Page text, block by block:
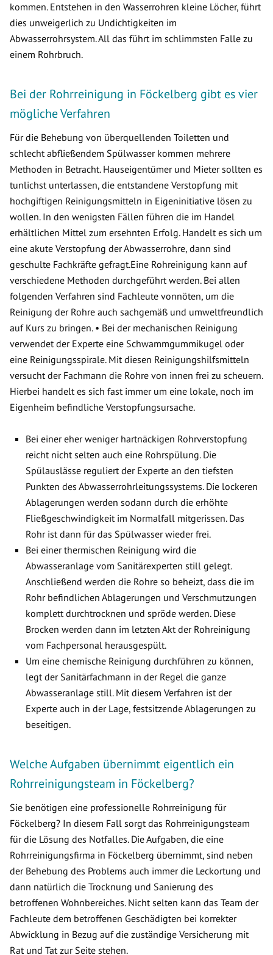
kommen. Entstehen in den Wasserrohren kleine Löcher, führt
dies unweigerlich zu Undichtigkeiten im
Abwasserrohrsystem. All das führt im schlimmsten Falle zu
einem Rohrbruch.
Bei der Rohrreinigung in Föckelberg gibt es vier
mögliche Verfahren
Für die Behebung von überquellenden Toiletten und
schlecht abfließendem Spülwasser kommen mehrere
Methoden in Betracht. Hauseigentümer und Mieter sollten es
tunlichst unterlassen, die entstandene Verstopfung mit
hochgiftigen Reinigungsmitteln in Eigeninitiative lösen zu
wollen. In den wenigsten Fällen führen die im Handel
erhältlichen Mittel zum ersehnten Erfolg. Handelt es sich um
eine akute Verstopfung der Abwasserrohre, dann sind
geschulte Fachkräfte gefragt.Eine Rohreinigung kann auf
verschiedene Methoden durchgeführt werden. Bei allen
folgenden Verfahren sind Fachleute vonnöten, um die
Reinigung der Rohre auch sachgemäß und umweltfreundlich
auf Kurs zu bringen. • Bei der mechanischen Reinigung
verwendet der Experte eine Schwammgummikugel oder
eine Reinigungsspirale. Mit diesen Reinigungshilfsmitteln
versucht der Fachmann die Rohre von innen frei zu scheuern.
Hierbei handelt es sich fast immer um eine lokale, noch im
Eigenheim befindliche Verstopfungsursache.
Bei einer eher weniger hartnäckigen Rohrverstopfung
reicht nicht selten auch eine Rohrspülung. Die
Spülauslässe reguliert der Experte an den tiefsten
Punkten des Abwasserrohrleitungssystems. Die lockeren
Ablagerungen werden sodann durch die erhöhte
Fließgeschwindigkeit im Normalfall mitgerissen. Das
Rohr ist dann für das Spülwasser wieder frei.
Bei einer thermischen Reinigung wird die
Abwasseranlage vom Sanitärexperten still gelegt.
Anschließend werden die Rohre so beheizt, dass die im
Rohr befindlichen Ablagerungen und Verschmutzungen
komplett durchtrocknen und spröde werden. Diese
Brocken werden dann im letzten Akt der Rohreinigung
vom Fachpersonal herausgespült.
Um eine chemische Reinigung durchführen zu können,
legt der Sanitärfachmann in der Regel die ganze
Abwasseranlage still. Mit diesem Verfahren ist der
Experte auch in der Lage, festsitzende Ablagerungen zu
beseitigen.
Welche Aufgaben übernimmt eigentlich ein
Rohrreinigungsteam in Föckelberg?
Sie benötigen eine professionelle Rohrreinigung für
Föckelberg? In diesem Fall sorgt das Rohrreinigungsteam
für die Lösung des Notfalles. Die Aufgaben, die eine
Rohrreinigungsfirma in Föckelberg übernimmt, sind neben
der Behebung des Problems auch immer die Leckortung und
dann natürlich die Trocknung und Sanierung des
betroffenen Wohnbereiches. Nicht selten kann das Team der
Fachleute dem betroffenen Geschädigten bei korrekter
Abwicklung in Bezug auf die zuständige Versicherung mit
Rat und Tat zur Seite stehen.